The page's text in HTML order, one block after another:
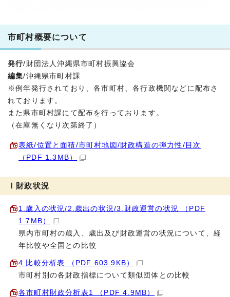
市町村概要について
発行/財団法人沖縄県市町村振興協会
編集/沖縄県市町村課
※例年発行されており、各市町村、各行政機関などに配布さ
れております。
また県市町村課にて配布を行っております。
（在庫無くなり次第終了）
表紙/位置と面積/市町村地図/財政構造の弾力性/目次
（PDF 1.3MB）
Ⅰ財政状況
1.歳入の状況/2.歳出の状況/3.財政運営の状況 （PDF
1.7MB）
県内市町村の歳入、歳出及び財政運営の状況について、経
年比較や全国との比較
4.比較分析表 （PDF 603.9KB）
市町村別の各財政指標について類似団体との比較
各市町村財政分析表1 （PDF 4.9MB）